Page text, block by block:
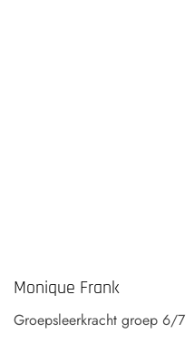
Monique Frank
Groepsleerkracht groep 6/7